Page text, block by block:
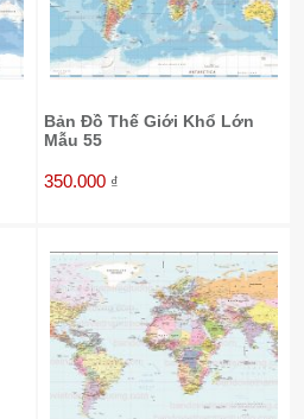
Bản Đồ Thế Giới Khổ Lớn
Mẫu 55
350.000 ₫